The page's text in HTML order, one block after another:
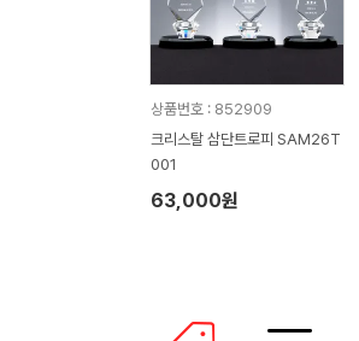
상품번호 : 852909
크리스탈 삼단트로피 SAM26T
001
63,000원